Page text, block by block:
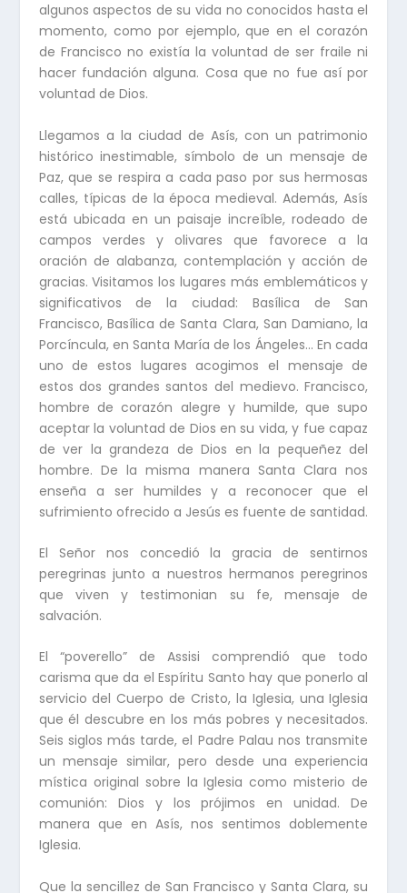
algunos aspectos de su vida no conocidos hasta el
momento, como por ejemplo, que en el corazón
de Francisco no existía la voluntad de ser fraile ni
hacer fundación alguna. Cosa que no fue así por
voluntad de Dios.
Llegamos a la ciudad de Asís, con un patrimonio
histórico inestimable, símbolo de un mensaje de
Paz, que se respira a cada paso por sus hermosas
calles, típicas de la época medieval. Además, Asís
está ubicada en un paisaje increíble, rodeado de
campos verdes y olivares que favorece a la
oración de alabanza, contemplación y acción de
gracias. Visitamos los lugares más emblemáticos y
significativos de la ciudad: Basílica de San
Francisco, Basílica de Santa Clara, San Damiano, la
Porcíncula, en Santa María de los Ángeles… En cada
uno de estos lugares acogimos el mensaje de
estos dos grandes santos del medievo. Francisco,
hombre de corazón alegre y humilde, que supo
aceptar la voluntad de Dios en su vida, y fue capaz
de ver la grandeza de Dios en la pequeñez del
hombre. De la misma manera Santa Clara nos
enseña a ser humildes y a reconocer que el
sufrimiento ofrecido a Jesús es fuente de santidad.
El Señor nos concedió la gracia de sentirnos
peregrinas junto a nuestros hermanos peregrinos
que viven y testimonian su fe, mensaje de
salvación.
El “poverello” de Assisi comprendió que todo
carisma que da el Espíritu Santo hay que ponerlo al
servicio del Cuerpo de Cristo, la Iglesia, una Iglesia
que él descubre en los más pobres y necesitados.
Seis siglos más tarde, el Padre Palau nos transmite
un mensaje similar, pero desde una experiencia
mística original sobre la Iglesia como misterio de
comunión: Dios y los prójimos en unidad. De
manera que en Asís, nos sentimos doblemente
Iglesia.
Que la sencillez de San Francisco y Santa Clara, su